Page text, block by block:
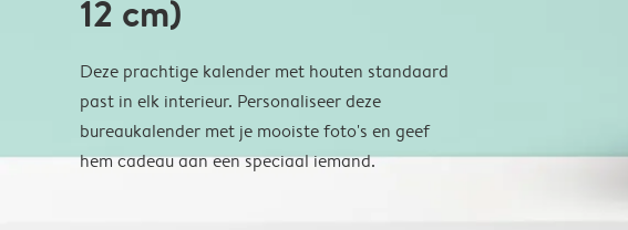
12 cm)
Deze prachtige kalender met houten standaard
past in elk interieur. Personaliseer deze
bureaukalender met je mooiste foto's en geef
hem cadeau aan een speciaal iemand.